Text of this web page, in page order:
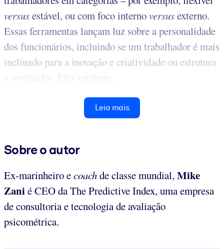
versusestável, ou com foco internoversusexterno.
Essas ferramentas lançam luz sobre a personalidade
dos funcionários, incluindo se um trabalhador é mais
inclinado para a inovação e criatividade ou estrutura
e resultados. Eles também ...
Leia mais
Sobre o autor
Ex-marinheiro ecoachde classe mundial, Mike
Zanié CEO da The Predictive Index, uma empresa
de consultoria e tecnologia de avaliação
psicométrica.